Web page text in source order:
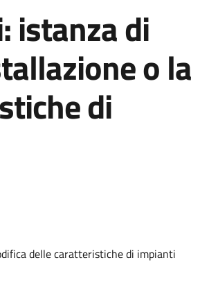
istanza di
o la
di
delle caratteristiche di impianti